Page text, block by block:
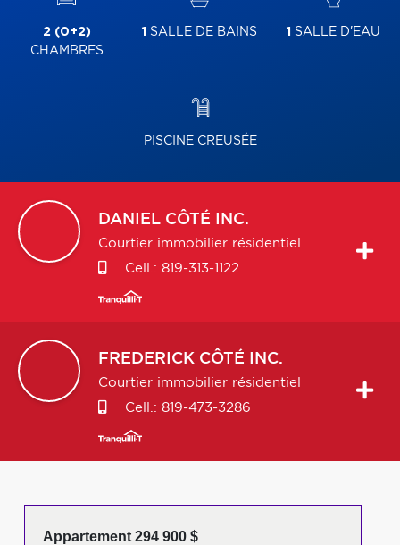
2 (0+2)
CHAMBRES
1 SALLE DE BAINS 1 SALLE D'EAU
PISCINE CREUSÉE
DANIEL CÔTÉ INC.
Courtier immobilier résidentiel
Cell.: 819-313-1122
FREDERICK CÔTÉ INC.
Courtier immobilier résidentiel
Cell.: 819-473-3286
Appartement 294 900 $